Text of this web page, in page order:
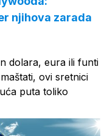
njihova zarada
dolara, eura ili funti
ovi sretnici
puta toliko